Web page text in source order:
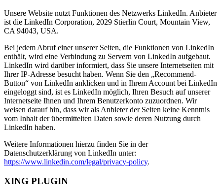
Unsere Website nutzt Funktionen des Netzwerks LinkedIn. Anbieter
ist die LinkedIn Corporation, 2029 Stierlin Court, Mountain View,
CA 94043, USA.
Bei jedem Abruf einer unserer Seiten, die Funktionen von LinkedIn
enthält, wird eine Verbindung zu Servern von LinkedIn aufgebaut.
LinkedIn wird darüber informiert, dass Sie unsere Internetseiten mit
Ihrer IP-Adresse besucht haben. Wenn Sie den „Recommend-
Button“ von LinkedIn anklicken und in Ihrem Account bei LinkedIn
eingeloggt sind, ist es LinkedIn möglich, Ihren Besuch auf unserer
Internetseite Ihnen und Ihrem Benutzerkonto zuzuordnen. Wir
weisen darauf hin, dass wir als Anbieter der Seiten keine Kenntnis
vom Inhalt der übermittelten Daten sowie deren Nutzung durch
LinkedIn haben.
Weitere Informationen hierzu finden Sie in der
Datenschutzerklärung von LinkedIn unter:
https://www.linkedin.com/legal/privacy-policy.
XING PLUGIN